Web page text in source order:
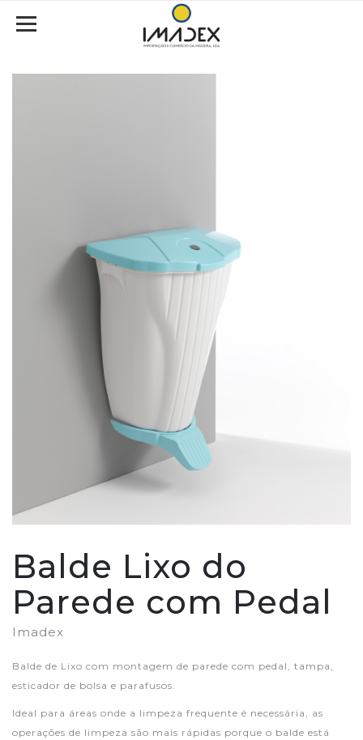
Balde Lixo do
Parede com Pedal
Imadex
Balde de Lixo com montagem de parede com pedal, tampa,
esticador de bolsa e parafusos.
Ideal para áreas onde a limpeza frequente é necessária, as
operações de limpeza são mais rápidas porque o balde está